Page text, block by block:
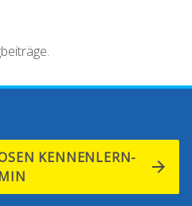
KENNENLERN-